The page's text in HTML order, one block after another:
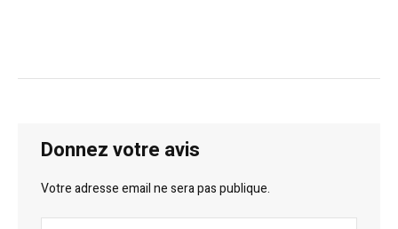
Donnez votre avis
Votre adresse email ne sera pas publique.